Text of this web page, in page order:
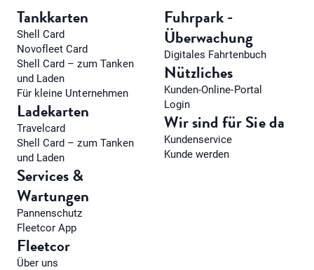
Tankkarten
Shell Card
Novofleet Card
Shell Card – zum Tanken
und Laden
Für kleine Unternehmen
Ladekarten
Travelcard
Shell Card – zum Tanken
und Laden
Services &
Wartungen
Pannenschutz
Fleetcor App
Fuhrpark -
Überwachung
Digitales Fahrtenbuch
Nützliches
Kunden-Online-Portal
Login
Wir sind für Sie da
Kundenservice
Kunde werden
Fleetcor
Über uns